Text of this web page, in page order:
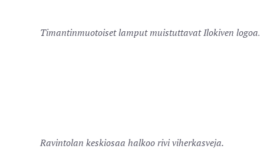
Timantinmuotoiset lamput muistuttavat Ilokiven logoa.
Ravintolan keskiosaa halkoo rivi viherkasveja.